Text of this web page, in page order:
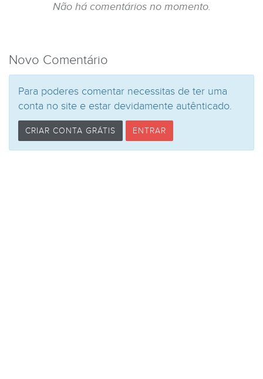
Não há comentários no momento.
Novo Comentário
Para poderes comentar necessitas de ter uma
conta no site e estar devidamente autênticado.
CRIAR CONTA GRÁTIS ENTRAR